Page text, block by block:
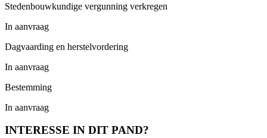
Stedenbouwkundige vergunning verkregen
In aanvraag
Dagvaarding en herstelvordering
In aanvraag
Bestemming
In aanvraag
INTERESSE IN DIT PAND?